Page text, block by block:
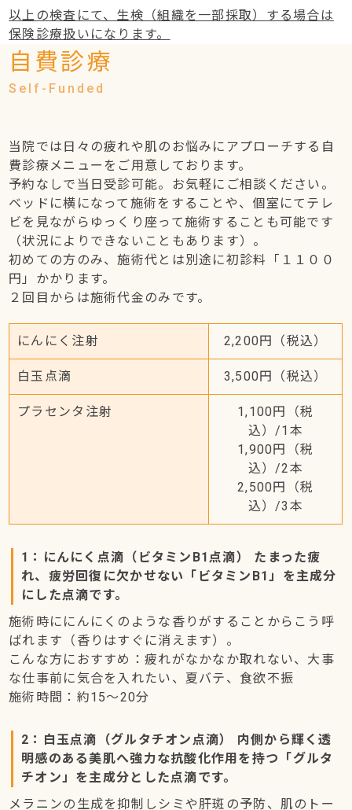
以上の検査にて、生検（組織を一部採取）する場合は
保険診療扱いになります。
自費診療
当院では日々の疲れや肌のお悩みにアプローチする自
費診療メニューをご用意しております。
予約なしで当日受診可能。お気軽にご相談ください。
ベッドに横になって施術をすることや、個室にてテレ
ビを見ながらゆっくり座って施術することも可能です
（状況によりできないこともあります）。
初めての方のみ、施術代とは別途に初診料「１１００
円」かかります。
２回目からは施術代金のみです。
にんにく注射 2,200円（税込）
白玉点滴 3,500円（税込）
プラセンタ注射
1,100円（税
込）/1本
1,900円（税
込）/2本
2,500円（税
込）/3本
1：にんにく点滴（ビタミンB1点滴） たまった疲
れ、疲労回復に欠かせない「ビタミンB1」を主成分
にした点滴です。
施術時ににんにくのような香りがすることからこう呼
ばれます（香りはすぐに消えます）。
こんな方におすすめ：疲れがなかなか取れない、大事
な仕事前に気合を入れたい、夏バテ、食欲不振
施術時間：約15～20分
2：白玉点滴（グルタチオン点滴） 内側から輝く透
明感のある美肌へ強力な抗酸化作用を持つ「グルタ
チオン」を主成分とした点滴です。
メラニンの生成を抑制しシミや肝斑の予防、肌のトー